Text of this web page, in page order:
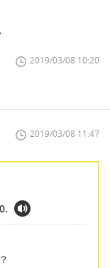
2019/03/08 10:20
2019/03/08 11:47